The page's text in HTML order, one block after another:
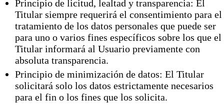
Principio de licitud, lealtad y transparencia: El
Titular siempre requerirá el consentimiento para el
tratamiento de los datos personales que puede ser
para uno o varios fines específicos sobre los que el
Titular informará al Usuario previamente con
absoluta transparencia.
Principio de minimización de datos: El Titular
solicitará solo los datos estrictamente necesarios
para el fin o los fines que los solicita.